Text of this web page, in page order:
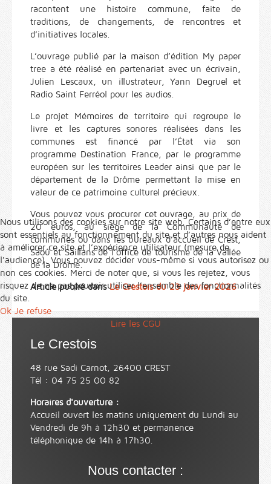
racontent une histoire commune, faite de
traditions, de changements, de rencontres et
d’initiatives locales.
L’ouvrage publié par la maison d’édition My paper
tree a été réalisé en partenariat avec un écrivain,
Julien Lescaux, un illustrateur, Yann Degruel et
Radio Saint Ferréol pour les audios.
Le projet Mémoires de territoire qui regroupe le
livre et les captures sonores réalisées dans les
communes est financé par l’État via son
programme Destination France, par le programme
européen sur les territoires Leader ainsi que par le
département de la Drôme permettant la mise en
valeur de ce patrimoine culturel précieux.
Vous pouvez vous procurer cet ouvrage, au prix de
20 euros, au siège de la Communauté de
communes ou dans les bureaux d’accueil de Crest,
Saoû et Saillans de l’office de tourisme de la Vallée
de la Drôme.
Article publié dansLe Crestois du 23 janvier 2026
Le Crestois
48 rue Sadi Carnot, 26400 CREST
Tél : 04 75 25 00 82
Horaires d'ouverture :
Accueil ouvert les matins uniquement du Lundi au
Vendredi de 9h à 12h30 et permanence
téléphonique de 14h à 17h30.
Nous contacter :
Nous utilisons des cookies sur notre site web. Certains d’entre eux
sont essentiels au fonctionnement du site et d’autres nous aident
à améliorer ce site et l’expérience utilisateur (mesure de
l'audience). Vous pouvez décider vous-même si vous autorisez ou
non ces cookies. Merci de noter que, si vous les rejetez, vous
risquez de ne pas pouvoir utiliser l’ensemble des fonctionnalités
du site.
Ok Je refuse
Lire les CGU